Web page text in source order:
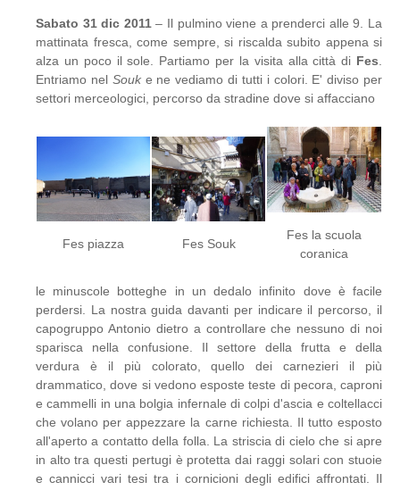
Sabato 31 dic 2011– Il pulmino viene a prenderci alle 9. La
mattinata fresca, come sempre, si riscalda subito appena si
alza un poco il sole. Partiamo per la visita alla città di Fes
Entriamo nel Souke ne vediamo di tutti i colori. E' diviso per
settori merceologici, percorso da stradine dove si affacciano
Fes piazza Fes Souk
Fes la scuola
coranica
le minuscole botteghe in un dedalo infinito dove è facile
perdersi. La nostra guida davanti per indicare il percorso, il
capogruppo Antonio dietro a controllare che nessuno di noi
sparisca nella confusione. Il settore della frutta e della
verdura è il più colorato, quello dei carnezieri il più
drammatico, dove si vedono esposte teste di pecora, caproni
e cammelli in una bolgia infernale di colpi d'ascia e coltellacci
che volano per appezzare la carne richiesta. Il tutto esposto
all'aperto a contatto della folla. La striscia di cielo che si apre
in alto tra questi pertugi è protetta dai raggi solari con stuoie
e cannicci vari tesi tra i cornicioni degli edifici affrontati. Il